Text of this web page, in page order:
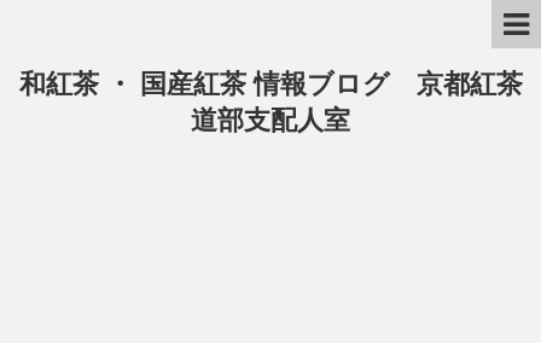
和紅茶 ・ 国産紅茶 情報ブログ 京都紅茶
道部支配人室